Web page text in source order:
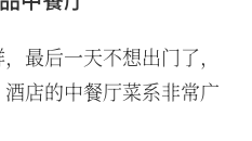
最后一天不想出门了，
店的中餐厅菜系非常广